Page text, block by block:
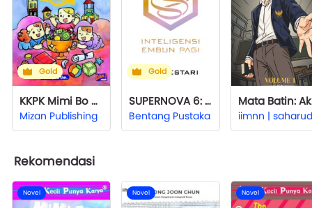
Gold
KKPK Mimi Bo Dan Diari Yang Hilang
Mizan Publishing
Gold
SUPERNOVA 6: Inteligensi Embun Pagi
Bentang Pustaka
Rekomendasi
Novel Novel Novel